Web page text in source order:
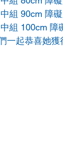
組 90cm 障
組 100cm 障
一起恭喜她